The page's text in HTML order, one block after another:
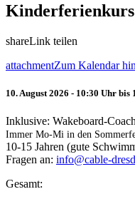
Kinderferienkurs
shareLink teilen
attachmentZum Kalendar
10. August 2026 - 10:30 Uhr bis
Inklusive: Wakeboard-
Immer Mo-Mi in den
10-15 Jahren (gute
Fragen an: info@cable-
Gesamt: